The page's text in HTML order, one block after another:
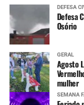
DEFESA
Defesa
Osório
GERAL
Agosto
mulher
SEMANA